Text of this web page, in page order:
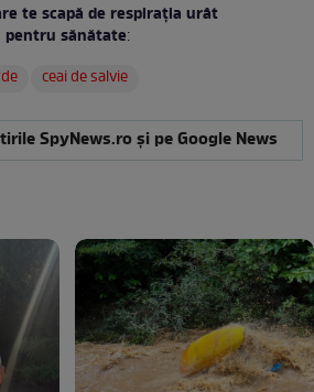
te scapă de respirația urât
sănătate:
ceai de salvie
SpyNews.ro și pe Google News